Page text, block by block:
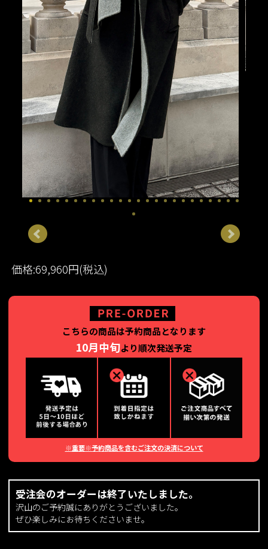
価格:69,960円(税込)
こちらの商品は予約商品となります
10月中旬より順次発送予定
※重要※予約商品を含むご注文の決済について
受注会のオーダーは終了いたしました。
沢山のご予約誠にありがとうございました。
ぜひ楽しみにお待ちくださいませ。